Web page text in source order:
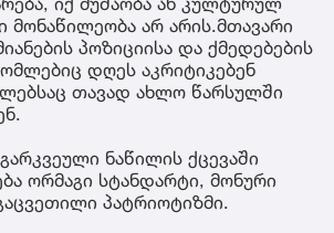
არ არის.მთავარი
პოზიციისა და ქმედებების
დღეს აკრიტიკებენ
თავად ახლო წარსულში
ნაწილის ქცევაში
ორმაგი სტანდარტი, მონური
პატრიოტიზმი.